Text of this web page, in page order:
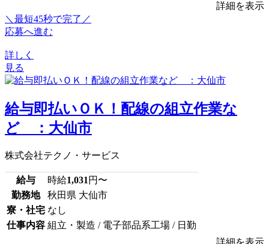
詳細を表示
＼最短45秒で完了／
応募へ進む
詳しく
見る
給与即払いＯＫ！配線の組立作業な
ど ：大仙市
株式会社テクノ・サービス
給与 時給1,031 円〜
勤務地
秋田県 大仙市
寮・社宅 なし
仕事内容 組立・製造 / 電子部品系工場 / 日勤
詳細を表示